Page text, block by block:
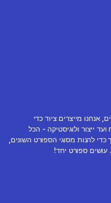
מייצרים ציוד כדי
ייצור ולוגיסטיקה - הכל
להנות מסוגי הספורט השונים,